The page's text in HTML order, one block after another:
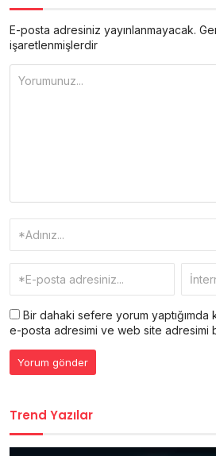
E-posta adresiniz yayınlanmayacak.
işaretlenmişlerdir
Bir dahaki sefere yorum yaptığımda
e-posta adresimi ve web site adresimi
Trend Yazılar